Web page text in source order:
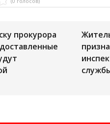
прокурора